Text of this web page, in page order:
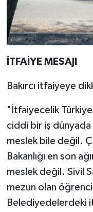
İTFAİYE MESAJI
Bakırcı itfaiyeye
"İtfaiyecelik
ciddi bir iş
meslek bile değil.
Bakanlığı en son
meslek değil. Sivil
mezun olan
Belediyedelerdeki